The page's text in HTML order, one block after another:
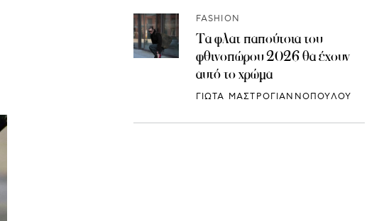
FASHION
Τα φλατ παπούτσια του
φθινοπώρου 2026 θα έχουν
αυτό το χρώμα
ΓΙΩΤΑ ΜΑΣΤΡΟΓΙΑΝΝΟΠΟΥΛΟΥ